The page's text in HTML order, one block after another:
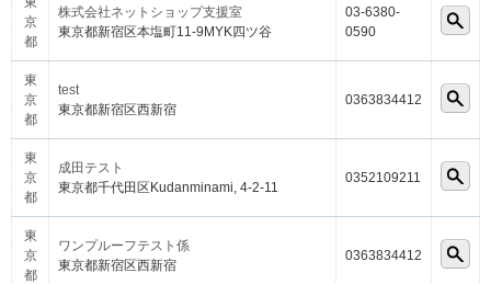
京
都
株式会社ネットショップ支援室
東京都新宿区本塩町11-9MYK四ツ谷
03-6380-
0590
東
京
都
test
東京都新宿区西新宿
0363834412
東
京
都
成田テスト
東京都千代田区Kudanminami, 4-2-11
0352109211
東
京
都
ワンプルーフテスト係
東京都新宿区西新宿
0363834412